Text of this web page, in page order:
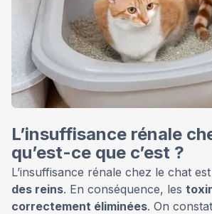
L’insuffisance rénale
qu’est-ce que c’est ?
L’insuffisance rénale chez le chat
des reins. En conséquence, les
correctement éliminées. On